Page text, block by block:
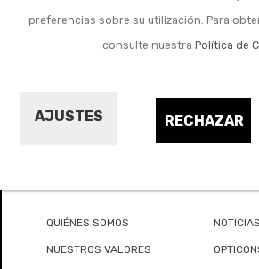
preferencias sobre su utilización. Para
consulte nuestra Política de
AJUSTES RECHAZAR
QUIÉNES SOMOS NOTICIAS
NUESTROS VALORES